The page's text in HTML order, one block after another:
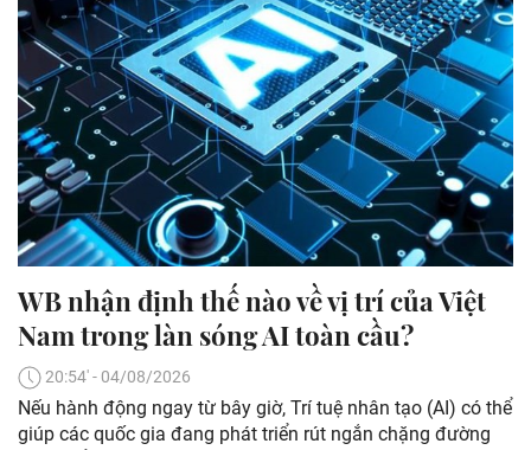
WB nhận định thế nào về vị trí của Việt
Nam trong làn sóng AI toàn cầu?
20:54' - 04/08/2026
Nếu hành động ngay từ bây giờ, Trí tuệ nhân tạo (AI) có thể
giúp các quốc gia đang phát triển rút ngắn chặng đường